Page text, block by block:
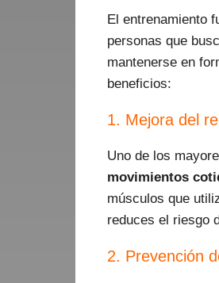
El entrenamiento
personas que
mantenerse en
beneficios:
1. Mejora del
Uno de los
movimientos
músculos que
reduces el riesgo
2. Prevención